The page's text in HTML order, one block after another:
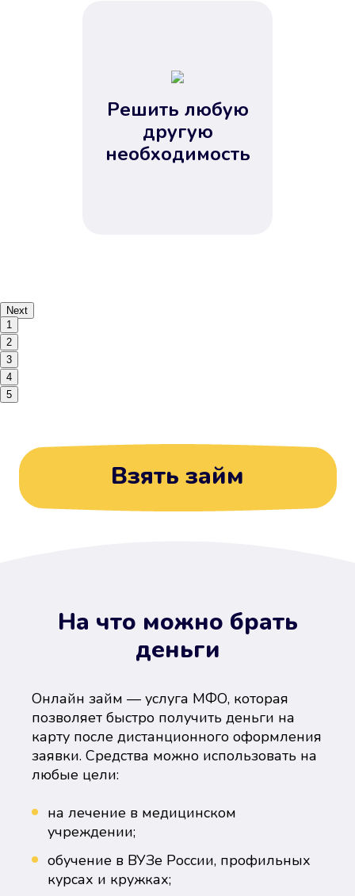
Решить любую
другую
необходимость
Next
1
2
3
4
5
Взять займ
На что можно брать
деньги
Онлайн займ — услуга МФО, которая
позволяет быстро получить деньги на
карту после дистанционного оформления
заявки. Средства можно использовать на
любые цели:
на лечение в медицинском
учреждении;
обучение в ВУЗе России, профильных
курсах и кружках;